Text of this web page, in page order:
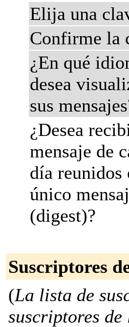
Elija una
Confirme la
¿En qué
desea
sus
¿Desea
mensaje de
día reunidos
único
(digest)?
Suscriptores
(La lista de
suscriptores